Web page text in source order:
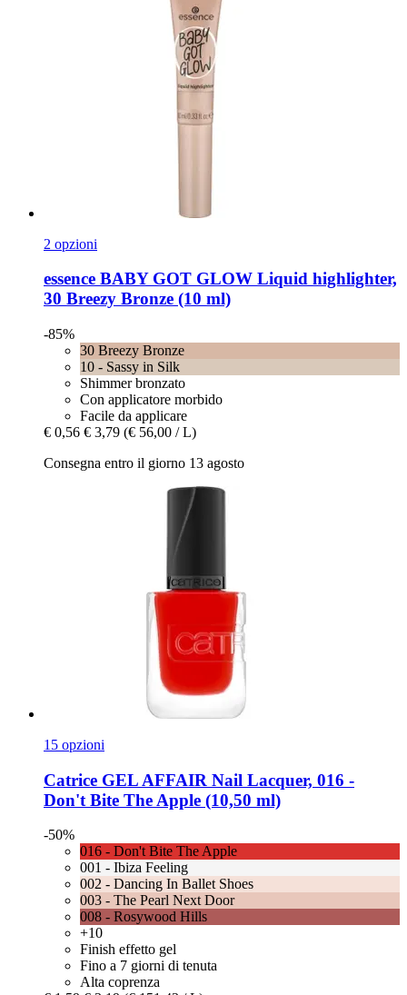
2 opzioni
essence BABY GOT GLOW Liquid highlighter,
30 Breezy Bronze (10 ml)
-85%
30 Breezy Bronze
10 - Sassy in Silk
Shimmer bronzato
Con applicatore morbido
Facile da applicare
€ 0,56 € 3,79 (€ 56,00 / L)
Consegna entro il giorno 13 agosto
15 opzioni
Catrice GEL AFFAIR Nail Lacquer, 016 -​
Don't Bite The Apple (10,50 ml)
-50%
016 - Don't Bite The Apple
001 - Ibiza Feeling
002 - Dancing In Ballet Shoes
003 - The Pearl Next Door
008 - Rosywood Hills
+10
Finish effetto gel
Fino a 7 giorni di tenuta
Alta coprenza